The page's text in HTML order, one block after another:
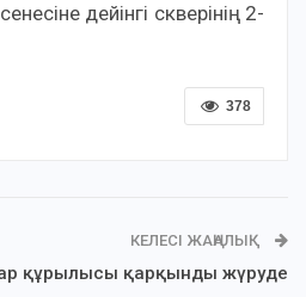
дейінгі скверінің 2-
378
КЕЛЕСІ ЖАҢАЛЫҚ
құрылысы қарқынды жүруде